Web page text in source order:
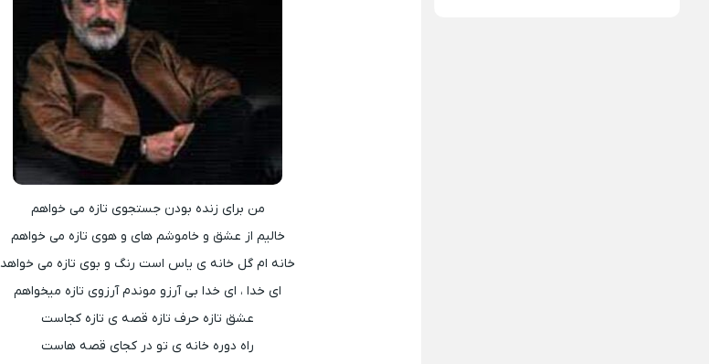
من برای زنده بودن جستجوی تازه می خواهم
خالیم از عشق و خاموشم های و هوی تازه می خواهم
خانه ام گل خانه ی یاس است رنگ و بوی تازه می خواهد
ای خدا ، ای خدا بی آرزو موندم آرزوی تازه میخواهم
عشق تازه حرف تازه قصه ی تازه کجاست
راه دوره خانه ی تو در کجای قصه هاست